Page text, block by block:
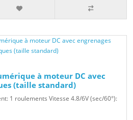
à moteur DC avec
(taille standard)
1 roulements Vitesse 4.8/6V (sec/60°):